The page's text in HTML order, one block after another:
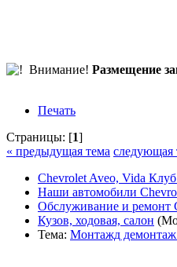
Внимание! Размещение
Печать
Страницы: [1]
« предыдущая тема следующая
Chevrolet Aveo, Vida Клуб
Наши автомобили
Обслуживание и ремонт
Кузов, ходовая, салон
Тема: Монтажд демонтаж